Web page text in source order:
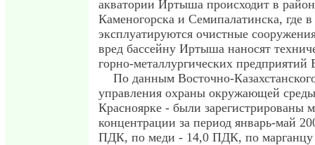
акватории Иртыша происходит в
Каменогорска и Семипалатинска, где
эксплуатируются очистные
вред бассейну Иртыша наносят
горно-металлургических предприятий
По данным Восточно-
управления охраны окружающей
Красноярке - были зарегистрированы
концентрации за период январь-май
ПДК, по меди - 14,0 ПДК, по